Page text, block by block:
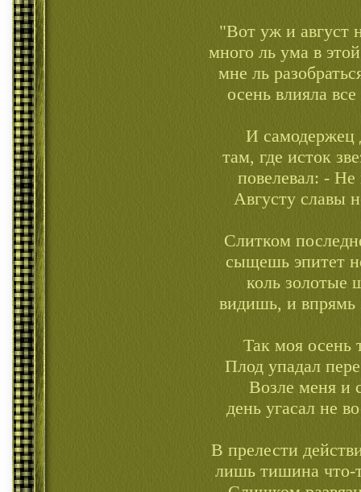
"Вот уж и август
много ль ума в
мне ль
осень влияла
И
там, где исток
повелевал: -
Августу славы
Слитком
сыщешь эпитет
коль золотые
видишь, и впрямь
Так моя осень
Плод упадал
Возле меня и
день угасал не
В прелести
лишь тишина что-